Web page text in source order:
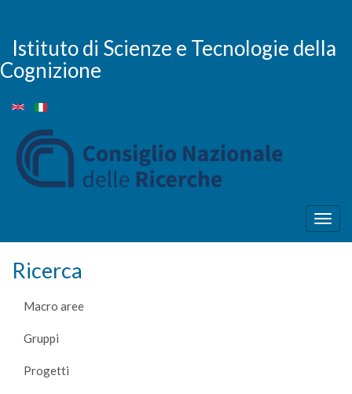
contenuto
principale
Istituto di Scienze e Tecnologie della
Cognizione
Ricerca
Macro aree
Gruppi
Progetti